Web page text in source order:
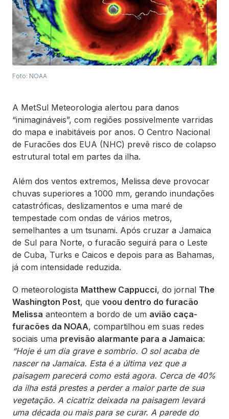
Foto: NOAA
A MetSul Meteorologia alertou para danos
“inimagináveis”, com regiões possivelmente varridas
do mapa e inabitáveis por anos. O Centro Nacional
de Furacões dos EUA (NHC) prevê risco de colapso
estrutural total em partes da ilha.
Além dos ventos extremos, Melissa deve provocar
chuvas superiores a 1000 mm, gerando inundações
catastróficas, deslizamentos e uma maré de
tempestade com ondas de vários metros,
semelhantes a um tsunami. Após cruzar a Jamaica
de Sul para Norte, o furacão seguirá para o Leste
de Cuba, Turks e Caicos e depois para as Bahamas,
já com intensidade reduzida.
O meteorologista Matthew Cappucci, do jornal The
Washington Post, que voou dentro do furacão
Melissa anteontem a bordo de um avião caça-
furacões da NOAA, compartilhou em suas redes
sociais uma previsão alarmante para a Jamaica:
“Hoje é um dia grave e sombrio. O sol acaba de
nascer na Jamaica. Esta é a última vez que a
paisagem parecerá como está agora. Cerca de 40%
da ilha está prestes a perder a maior parte de sua
vegetação. A cicatriz deixada na paisagem levará
uma década ou mais para se curar. A parede do